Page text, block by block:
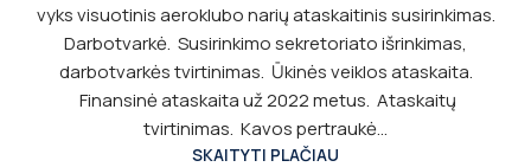
vyks visuotinis aeroklubo narių ataskaitinis susirinkimas.
Darbotvarkė. Susirinkimo sekretoriato išrinkimas,
darbotvarkės tvirtinimas. Ūkinės veiklos ataskaita.
Finansinė ataskaita už 2022 metus. Ataskaitų
tvirtinimas. Kavos pertraukė...
SKAITYTI PLAČIAU